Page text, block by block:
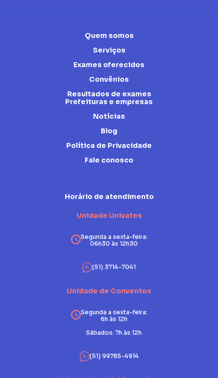
Quem somos
Serviços
Exames oferecidos
Convênios
Resultados de exames
Prefeituras e empresas
Notícias
Blog
Política de Privacidade
Fale conosco
Horário de atendimento
Unidade Univates
Segunda a sexta-feira:
06h30 às 12h30
(51) 3714-7041
Unidade de Conventos
Segunda a sexta-feira:
6h às 12h
Sábados: 7h às 12h
(51) 99785-4914